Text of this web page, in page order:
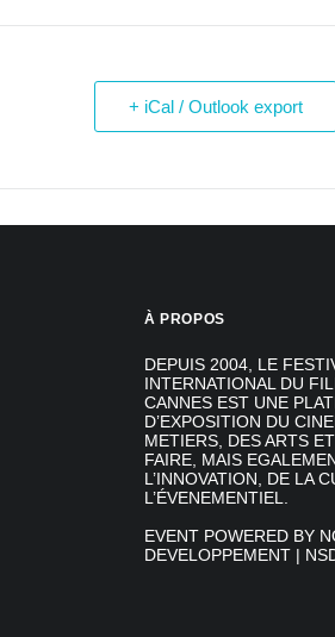
+ iCal / Outlook export
À PROPOS
DEPUIS 2004, LE
INTERNATIONAL DU
CANNES EST UNE
D’EXPOSITION DU
METIERS, DES ARTS
FAIRE, MAIS
L’INNOVATION, DE LA
L’ÉVENEMENTIEL.
EVENT POWERED BY
DEVELOPPEMENT |